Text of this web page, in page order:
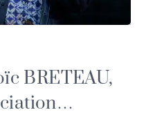
BRETEAU,